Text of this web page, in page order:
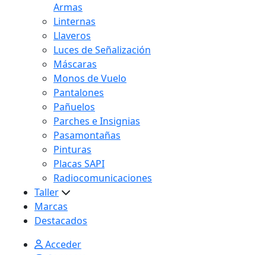
Armas
Linternas
Llaveros
Luces de Señalización
Máscaras
Monos de Vuelo
Pantalones
Pañuelos
Parches e Insignias
Pasamontañas
Pinturas
Placas SAPI
Radiocomunicaciones
Taller
Marcas
Destacados
Acceder